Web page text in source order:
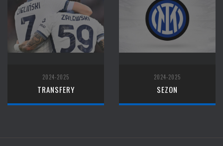
2024-2025
TRANSFERY
2024-2025
SEZON